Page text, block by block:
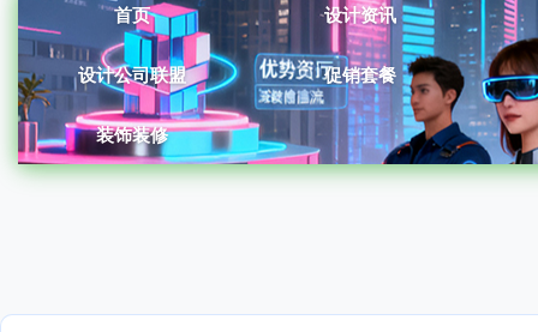
首页 设计资讯
设计公司联盟 促销套餐
装饰装修